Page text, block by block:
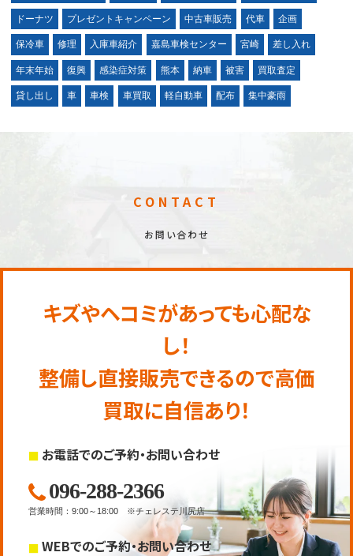
ドーナツ プレゼントキャンペーン 中古車販売 代車 企画
保冷車 修理 入庫車紹介 嘉島車検センター 宮崎 差し入れ
年末年始 復興 感染症対策 熊本 納車 被害 買取査定
貸し出し 車 車検 車買取 軽自動車 配布 集中豪雨
CONTACT
お問い合わせ
キズやヘコミがあっても心配な
し！
整備し直接販売できるので高価
買取に自信あり！
お電話でのご予約・お問い合わせ
096-288-2366
営業時間 ： 9:00～18:00 ※チェレステ川尻店
WEBでのご予約・お問い合わせ